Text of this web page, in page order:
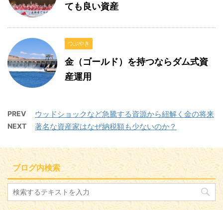
ても良い資産
つぶやき
金（ゴールド）を持つならダム式資
産運用
PREV ウッドショックなど急騰する資源から紐解く金の将来
NEXT 著名な資産家はなぜ納税額も少ないのか？
ブログ内検索